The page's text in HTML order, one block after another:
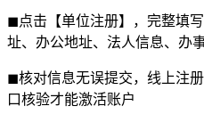
◼点击【单位注册】，完整填
址、办公地址、法人信息、办
◼核对信息无误提交，线上注
口核验才能激活账户